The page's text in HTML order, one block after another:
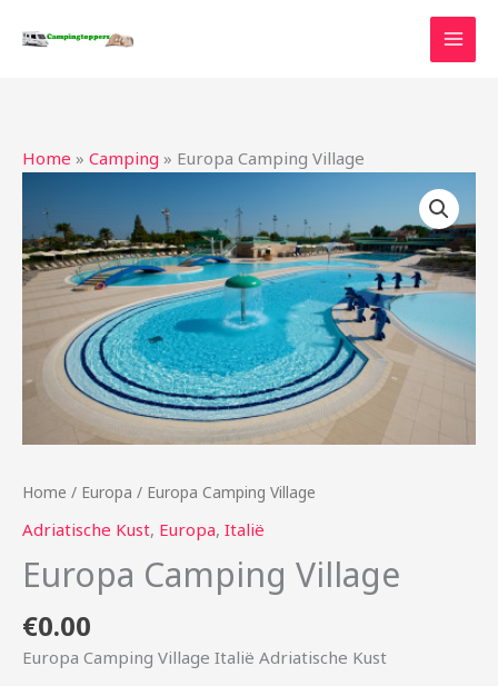
naar
Home » Camping » Europa Camping Village
Home / Europa / Europa Camping Village
Adriatische Kust, Europa, Italië
Europa Camping Village
€0.00
Europa Camping Village Italië Adriatische Kust